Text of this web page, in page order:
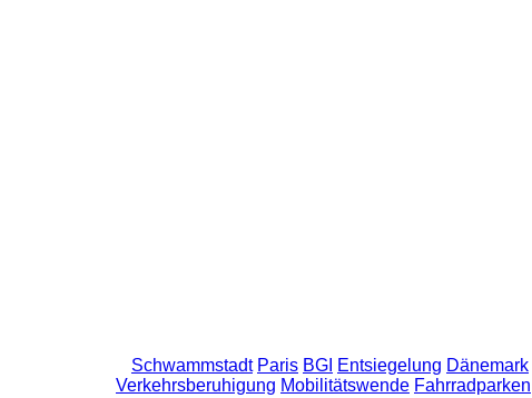
Schwammstadt Paris BGI Entsiegelung Dänemark
Verkehrsberuhigung Mobilitätswende Fahrradparken